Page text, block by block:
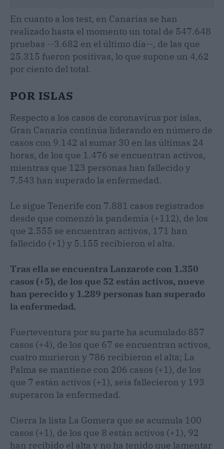
En cuanto a los test, en Canarias se han
realizado hasta el momento un total de 547.648
pruebas --3.682 en el último día--, de las que
25.315 fueron positivas, lo que supone un 4,62
por ciento del total.
POR ISLAS
Respecto a los casos de coronavirus por islas,
Gran Canaria continúa liderando en número de
casos con 9.142 al sumar 30 en las últimas 24
horas, de los que 1.476 se encuentran activos,
mientras que 123 personas han fallecido y
7.543 han superado la enfermedad.
Le sigue Tenerife con 7.881 casos registrados
desde que comenzó la pandemia (+112), de los
que 2.555 se encuentran activos, 171 han
fallecido (+1) y 5.155 recibieron el alta.
Tras ella se encuentra Lanzarote con 1.350
casos (+5), de los que 52 están activos, nueve
han perecido y 1.289 personas han superado
la enfermedad.
Fuerteventura por su parte ha acumulado 857
casos (+4), de los que 67 se encuentran activos,
cuatro murieron y 786 recibieron el alta; La
Palma se mantiene con 206 casos (+1), de los
que 7 están activos (+1), seis fallecieron y 193
superaron la enfermedad.
Cierra la lista La Gomera que se acumula 100
casos (+1), de los que 8 están activos (+1), 92
han recibido el alta y no ha tenido que lamentar